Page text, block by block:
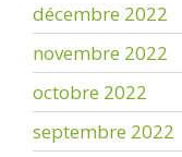
décembre 2022
novembre 2022
octobre 2022
septembre 2022